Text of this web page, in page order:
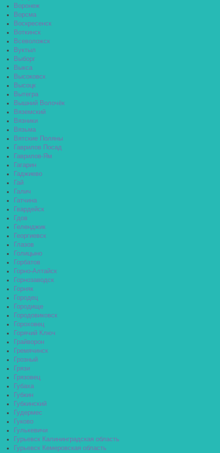
Воронеж
Ворсма
Воскресенск
Воткинск
Всеволожск
Вуктыл
Выборг
Выкса
Высоковск
Высоцк
Вытегра
Вышний Волочёк
Вяземский
Вязники
Вязьма
Вятские Поляны
Гаврилов Посад
Гаврилов-Ям
Гагарин
Гаджиево
Гай
Галич
Гатчина
Гвардейск
Гдов
Геленджик
Георгиевск
Глазов
Голицыно
Горбатов
Горно-Алтайск
Горнозаводск
Горняк
Городец
Городище
Городовиковск
Гороховец
Горячий Ключ
Грайворон
Гремячинск
Грозный
Грязи
Грязовец
Губаха
Губкин
Губкинский
Гудермес
Гуково
Гулькевичи
Гурьевск Калининградская область
Гурьевск Кемеровская область